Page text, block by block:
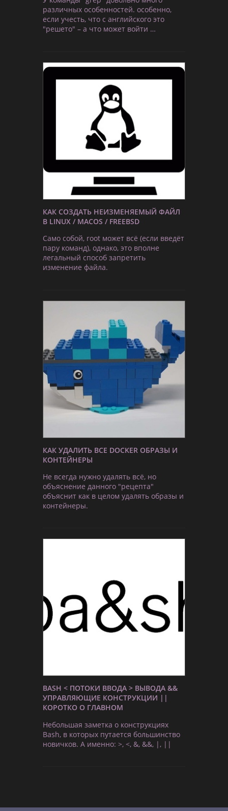
различных особенностей. особенно,
если учесть, что с английского это
"решето" – а что может войти …
КАК СОЗДАТЬ НЕИЗМЕНЯЕМЫЙ ФАЙЛ
В LINUX / MACOS / FREEBSD
Само собой, root может всё (если введёт
пару команд), однако, это вполне
легальный способ запретить
изменение файла.
КАК УДАЛИТЬ ВСЕ DOCKER ОБРАЗЫ И
КОНТЕЙНЕРЫ
Не всегда нужно удалять всё, но
объяснение данного "рецепта"
объяснит как в целом удалять образы и
контейнеры.
BASH < ПОТОКИ ВВОДА > ВЫВОДА &&
УПРАВЛЯЮЩИЕ КОНСТРУКЦИИ ||
КОРОТКО О ГЛАВНОМ
Небольшая заметка о конструкциях
Bash, в которых путается большинство
новичков. А именно: >, <, &, &&, |, ||